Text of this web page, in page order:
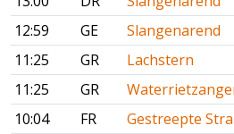
12:59
GE
Slangenarend
11:25
GR
Lachstern
11:25
GR
10:04
FR
Gestreepte